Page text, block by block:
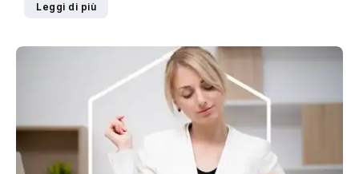
Leggi di più